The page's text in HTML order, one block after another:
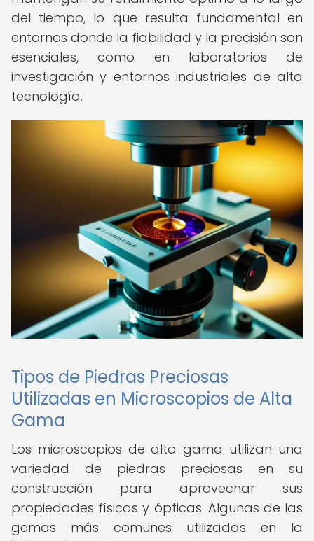
del tiempo, lo que resulta fundamental en
entornos donde la fiabilidad y la precisión son
esenciales, como en laboratorios de
investigación y entornos industriales de alta
tecnología.
Tipos de Piedras Preciosas
Utilizadas en Microscopios de Alta
Gama
Los microscopios de alta gama utilizan una
variedad de piedras preciosas en su
construcción para aprovechar sus
propiedades físicas y ópticas. Algunas de las
gemas más comunes utilizadas en la